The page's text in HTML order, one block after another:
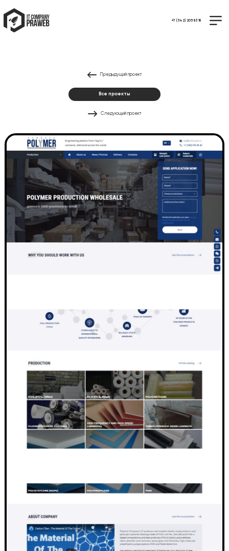
+7 (342) 205 83 18
Предыдущий проект
Все проекты
Следующий проект